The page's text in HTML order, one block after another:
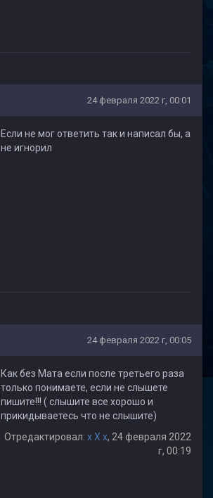
24 февраля 2022 г, 00:01
Если не мог ответить так и написал бы, а
не игнорил
24 февраля 2022 г, 00:05
Как без Мата если после третьего раза
только понимаете, если не слышете
пишите!!! ( слышите все хорошо и
прикидываетесь что не слышите)
Отредактировал: x X x, 24 февраля 2022
г, 00:19